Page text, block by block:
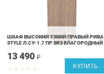
ШКАФ ВЫСОКИЙ УЗКИЙ ПРАВЫЙ РИВА
STYLE Л.СУ-1.7 ПР ВЯЗ БЛАГОРОДНЫЙ
13 490 ₽